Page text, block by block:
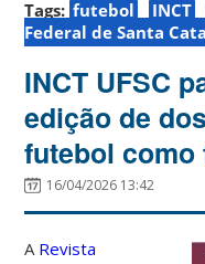
Tags: futebol INCT
Federal de Santa
INCT UFSC
edição de
futebol
16/04/2026 13:42
A Revista